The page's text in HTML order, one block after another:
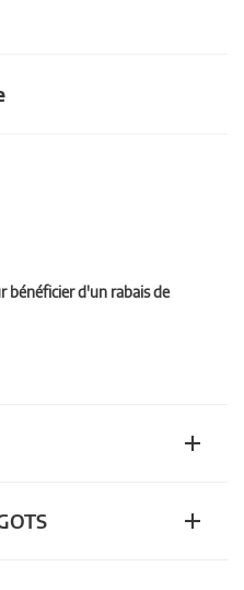
bénéficier d'un rabais de